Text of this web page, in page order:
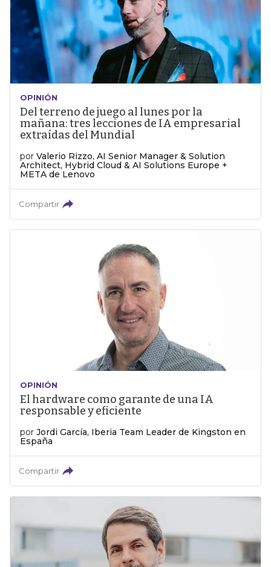
OPINIÓN
Del terreno de juego al lunes por la
mañana: tres lecciones de IA empresarial
extraídas del Mundial
por Valerio Rizzo, AI Senior Manager & Solution
Architect, Hybrid Cloud & AI Solutions Europe +
META de Lenovo
Compartir
OPINIÓN
El hardware como garante de una IA
responsable y eficiente
por Jordi García, Iberia Team Leader de Kingston en
España
Compartir